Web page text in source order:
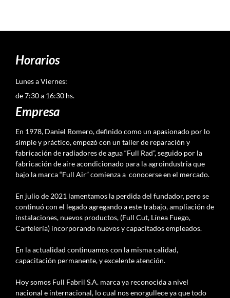
Horarios
Lunes a Viernes:
de 7:30 a 16:30 hs.
Empresa
En 1978, Daniel Romero, definido como un apasionado por lo
simple y práctico, empezó con un taller de reparación y
fabricación de radiadores de agua “Full Rad”, seguido por la
fabricación de aire acondicionado para la agroindustria que
bajo la marca “Full Air” comienza a conocerse en el mercado.
En julio de 2021 lamentamos la perdida del fundador, pero se
continuó con el legado agregando a este trabajo, ampliación de
instalaciones, nuevos productos, (Full Cut, Línea Fuego,
Cartelería) incorporando nuevos y capacitados empleados.
En la actualidad continuamos con la misma calidad,
capacitación permanente, y excelente atención.
Hoy somos Full Fabril S.A. marca ya reconocida a nivel
nacional e internacional, lo cual nos enorgullece ya que todo